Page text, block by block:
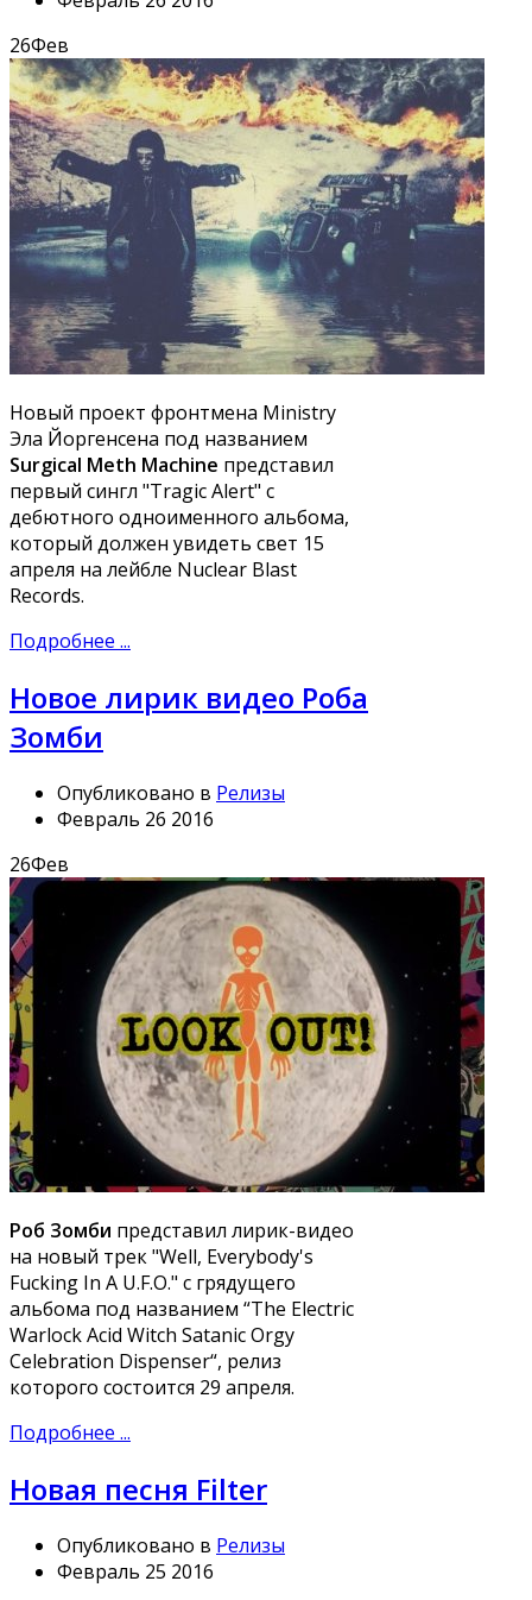
26Фев
Новый проект фронтмена Ministry
Эла Йоргенсена под названием
Surgical Meth Machine представил
первый сингл "Tragic Alert" с
дебютного одноименного альбома,
который должен увидеть свет 15
апреля на лейбле Nuclear Blast
Records.
Подробнее ...
Новое лирик видео Роба
Зомби
Опубликовано в Релизы
Февраль 26 2016
26Фев
Роб Зомби представил лирик-видео
на новый трек "Well, Everybody's
Fucking In A U.F.O." с грядущего
альбома под названием “The Electric
Warlock Acid Witch Satanic Orgy
Celebration Dispenser“, релиз
которого состоится 29 апреля.
Подробнее ...
Новая песня Filter
Опубликовано в Релизы
Февраль 25 2016